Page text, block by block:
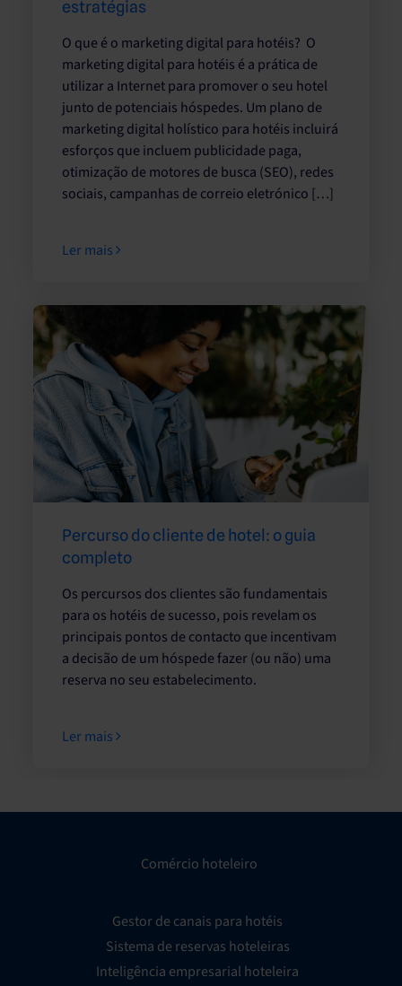
estratégias
O que é o marketing digital para hotéis? O
marketing digital para hotéis é a prática de
utilizar a Internet para promover o seu hotel
junto de potenciais hóspedes. Um plano de
marketing digital holístico para hotéis incluirá
esforços que incluem publicidade paga,
otimização de motores de busca (SEO), redes
sociais, campanhas de correio eletrónico […]
Ler mais
Percurso do cliente de hotel: o guia
completo
Os percursos dos clientes são fundamentais
para os hotéis de sucesso, pois revelam os
principais pontos de contacto que incentivam
a decisão de um hóspede fazer (ou não) uma
reserva no seu estabelecimento.
Ler mais
Comércio hoteleiro
Gestor de canais para hotéis
Sistema de reservas hoteleiras
Inteligência empresarial hoteleira